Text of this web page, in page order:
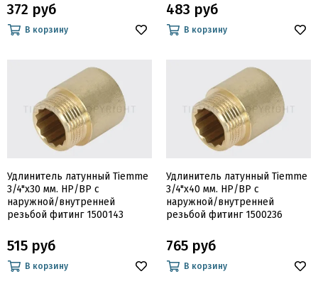
372 руб
В корзину
483 руб
В корзину
Удлинитель латунный Tiemme
3/4"х30 мм. НР/ВР с
наружной/внутренней
резьбой фитинг 1500143
515 руб
В корзину
Удлинитель латунный Tiemme
3/4"х40 мм. НР/ВР с
наружной/внутренней
резьбой фитинг 1500236
765 руб
В корзину